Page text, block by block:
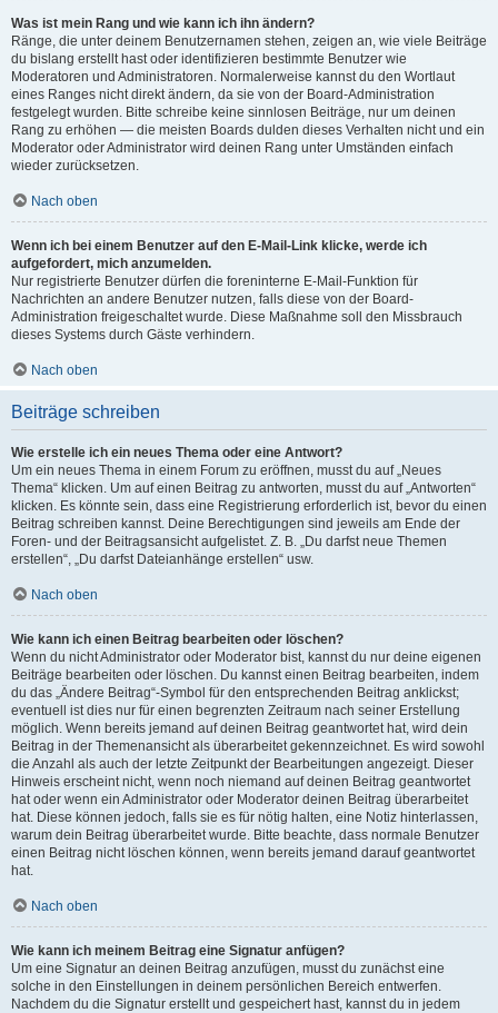
Was ist mein Rang und wie kann ich ihn ändern?
Ränge, die unter deinem Benutzernamen stehen, zeigen an, wie viele Beiträge
du bislang erstellt hast oder identifizieren bestimmte Benutzer wie
Moderatoren und Administratoren. Normalerweise kannst du den Wortlaut
eines Ranges nicht direkt ändern, da sie von der Board-Administration
festgelegt wurden. Bitte schreibe keine sinnlosen Beiträge, nur um deinen
Rang zu erhöhen — die meisten Boards dulden dieses Verhalten nicht und ein
Moderator oder Administrator wird deinen Rang unter Umständen einfach
wieder zurücksetzen.
Nach oben
Wenn ich bei einem Benutzer auf den E-Mail-Link klicke, werde ich
aufgefordert, mich anzumelden.
Nur registrierte Benutzer dürfen die foreninterne E-Mail-Funktion für
Nachrichten an andere Benutzer nutzen, falls diese von der Board-
Administration freigeschaltet wurde. Diese Maßnahme soll den Missbrauch
dieses Systems durch Gäste verhindern.
Nach oben
Beiträge schreiben
Wie erstelle ich ein neues Thema oder eine Antwort?
Um ein neues Thema in einem Forum zu eröffnen, musst du auf „Neues
Thema“ klicken. Um auf einen Beitrag zu antworten, musst du auf „Antworten“
klicken. Es könnte sein, dass eine Registrierung erforderlich ist, bevor du einen
Beitrag schreiben kannst. Deine Berechtigungen sind jeweils am Ende der
Foren- und der Beitragsansicht aufgelistet. Z. B. „Du darfst neue Themen
erstellen“, „Du darfst Dateianhänge erstellen“ usw.
Nach oben
Wie kann ich einen Beitrag bearbeiten oder löschen?
Wenn du nicht Administrator oder Moderator bist, kannst du nur deine eigenen
Beiträge bearbeiten oder löschen. Du kannst einen Beitrag bearbeiten, indem
du das „Ändere Beitrag“-Symbol für den entsprechenden Beitrag anklickst;
eventuell ist dies nur für einen begrenzten Zeitraum nach seiner Erstellung
möglich. Wenn bereits jemand auf deinen Beitrag geantwortet hat, wird dein
Beitrag in der Themenansicht als überarbeitet gekennzeichnet. Es wird sowohl
die Anzahl als auch der letzte Zeitpunkt der Bearbeitungen angezeigt. Dieser
Hinweis erscheint nicht, wenn noch niemand auf deinen Beitrag geantwortet
hat oder wenn ein Administrator oder Moderator deinen Beitrag überarbeitet
hat. Diese können jedoch, falls sie es für nötig halten, eine Notiz hinterlassen,
warum dein Beitrag überarbeitet wurde. Bitte beachte, dass normale Benutzer
einen Beitrag nicht löschen können, wenn bereits jemand darauf geantwortet
hat.
Nach oben
Wie kann ich meinem Beitrag eine Signatur anfügen?
Um eine Signatur an deinen Beitrag anzufügen, musst du zunächst eine
solche in den Einstellungen in deinem persönlichen Bereich entwerfen.
Nachdem du die Signatur erstellt und gespeichert hast, kannst du in jedem